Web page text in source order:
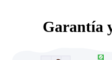
Garantía